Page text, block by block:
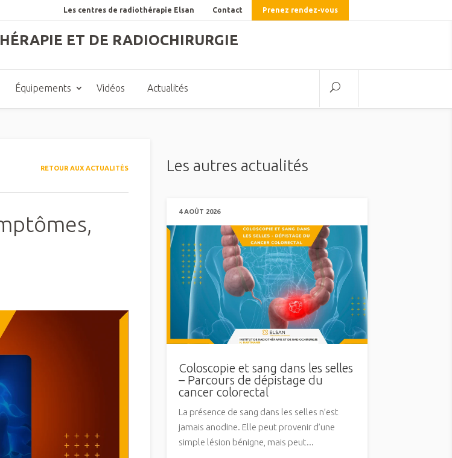
Les centres de radiothérapie Elsan Contact Prenez rendez-vous
ET DE RADIOCHIRURGIE
Équipements Vidéos Actualités
RETOUR AUX ACTUALITÉS Les autres actualités
4 AOÛT 2026
Coloscopie et sang dans les selles
– Parcours de dépistage du
cancer colorectal
La présence de sang dans les selles n’est
jamais anodine. Elle peut provenir d’une
simple lésion bénigne, mais peut...